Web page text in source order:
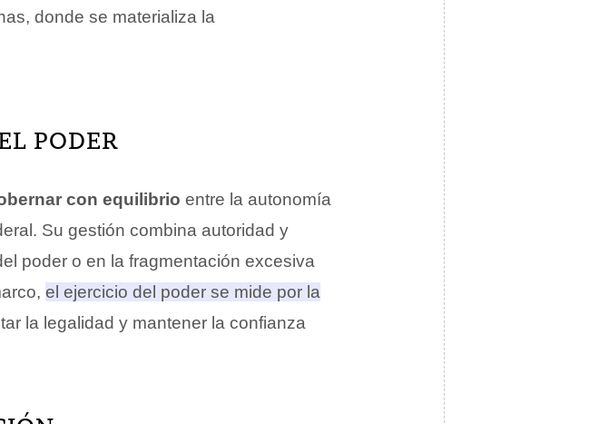
donde se materializa la
PODER
con equilibrio entre la autonomía
Su gestión combina autoridad y
poder o en la fragmentación excesiva
el ejercicio del poder se mide por la
la legalidad y mantener la confianza